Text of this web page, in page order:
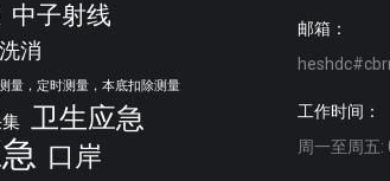
中子射线
消
量，定时测量，本底扣除测量
卫生应急
口岸
邮箱：
工作时间：
周一至周五: